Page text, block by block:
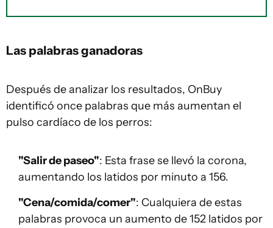
Las palabras ganadoras
Después de analizar los resultados, OnBuy
identificó once palabras que más aumentan el
pulso cardíaco de los perros:
"Salir de paseo": Esta frase se llevó la corona,
aumentando los latidos por minuto a 156.
"Cena/comida/comer": Cualquiera de estas
palabras provoca un aumento de 152 latidos por